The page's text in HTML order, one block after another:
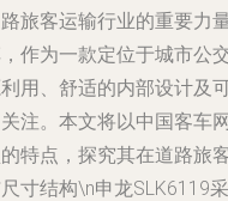
旅客运输行业的重要力
作为一款定位于城市公
用、舒适的内部设计及
注。本文将以中国客车
特点，探究其在道路旅
寸结构\n申龙SLK6119